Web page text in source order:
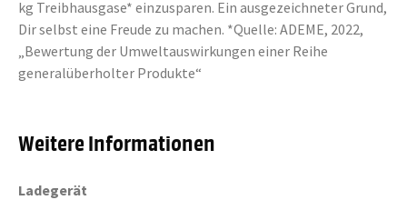
kg Treibhausgase* einzusparen. Ein ausgezeichneter Grund,
Dir selbst eine Freude zu machen. *Quelle: ADEME, 2022,
„Bewertung der Umweltauswirkungen einer Reihe
generalüberholter Produkte“
Weitere Informationen
Ladegerät